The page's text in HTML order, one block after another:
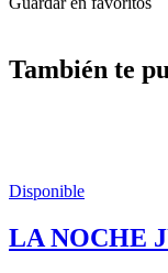
También te
Disponible
LA NOCHE